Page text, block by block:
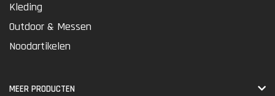
Kleding
Outdoor & Messen
Noodartikelen
MEER PRODUCTEN